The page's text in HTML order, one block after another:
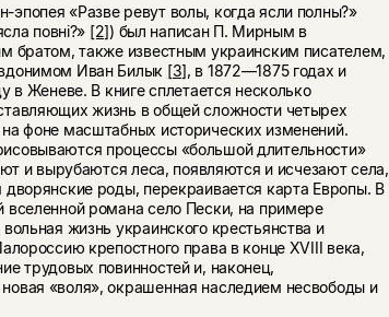
«Разве ревут волы, когда ясли полны?»
повні?» [2]) был написан П. Мирным в
братом, также известным украинским писателем,
Иван Билык [3], в 1872—1875 годах и
в Женеве. В книге сплетается несколько
жизнь в общей сложности четырех
фоне масштабных исторических изменений.
процессы «большой длительности»
и вырубаются леса, появляются и исчезают села,
дворянские роды, перекраивается карта Европы. В
вселенной романа село Пески, на примере
жизнь украинского крестьянства и
крепостного права в конце XVIII века,
трудовых повинностей и, наконец,
«воля», окрашенная наследием несвободы и